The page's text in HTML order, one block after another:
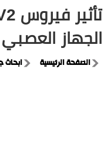
الجهاز
الصفحة الرئيسية ابحاث